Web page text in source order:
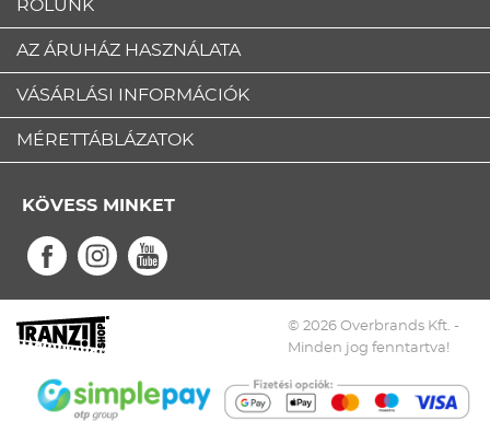
RÓLUNK
AZ ÁRUHÁZ HASZNÁLATA
VÁSÁRLÁSI INFORMÁCIÓK
MÉRETTÁBLÁZATOK
KÖVESS MINKET
© 2026 Overbrands Kft. -
Minden jog fenntartva!